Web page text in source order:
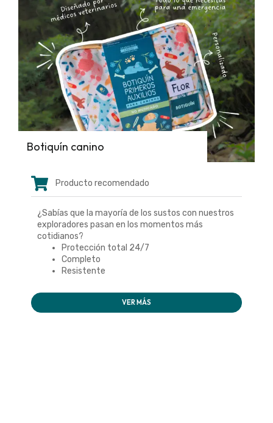
Botiquín canino
Producto recomendado
¿Sabías que la mayoría de los sustos con nuestros
exploradores pasan en los momentos más
cotidianos?
Protección total 24/7
Completo
Resistente
VER MÁS